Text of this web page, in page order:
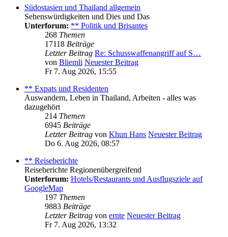
Südostasien und Thailand allgemein
Sehenswürdigkeiten und Dies und Das
Unterforum: ** Politik und Brisantes
268 Themen
17118 Beiträge
Letzter Beitrag Re: Schusswaffenangriff auf S…
von Bliemli Neuester Beitrag
Fr 7. Aug 2026, 15:55
** Expats und Residenten
Auswandern, Leben in Thailand, Arbeiten - alles was
dazugehört
214 Themen
6945 Beiträge
Letzter Beitrag von Khun Hans Neuester Beitrag
Do 6. Aug 2026, 08:57
** Reiseberichte
Reiseberichte Regionenübergreifend
Unterforum: Hotels/Restaurants und Ausflugsziele auf
GoogleMap
197 Themen
9883 Beiträge
Letzter Beitrag von ernte Neuester Beitrag
Fr 7. Aug 2026, 13:32